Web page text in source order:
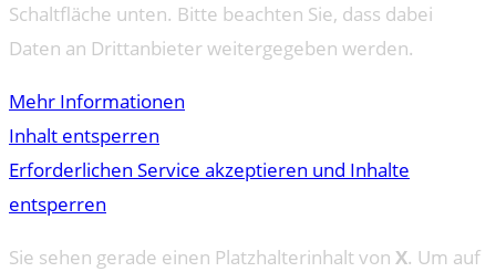
Schaltfläche unten. Bitte beachten Sie, dass dabei
Daten an Drittanbieter weitergegeben werden.
Mehr Informationen
Inhalt entsperren
Erforderlichen Service akzeptieren und Inhalte
entsperren
Sie sehen gerade einen Platzhalterinhalt von X. Um auf